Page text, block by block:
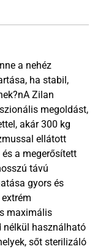
a nehéz
ha stabil,
Zilan
megoldást,
akár 300 kg
ellátott
a megerősített
távú
gyors és
maximális
nélkül használható
sőt sterilizáló